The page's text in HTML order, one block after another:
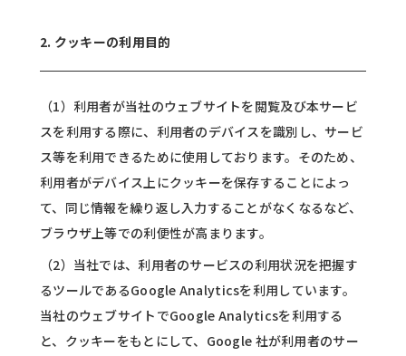
2. クッキーの利用目的
（1）利用者が当社のウェブサイトを閲覧及び本サービ
スを利用する際に、利用者のデバイスを識別し、サービ
ス等を利用できるために使用しております。そのため、
利用者がデバイス上にクッキーを保存することによっ
て、同じ情報を繰り返し入力することがなくなるなど、
ブラウザ上等での利便性が高まります。
（2）当社では、利用者のサービスの利用状況を把握す
るツールであるGoogle Analyticsを利用しています。
当社のウェブサイトでGoogle Analyticsを利用する
と、クッキーをもとにして、Google 社が利用者のサー